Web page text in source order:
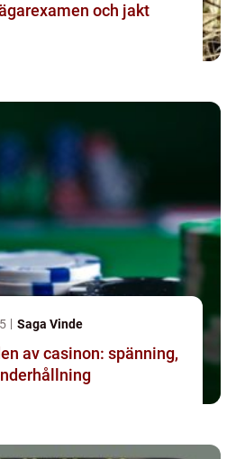
och jakt
Saga Vinde
av casinon: spänning,